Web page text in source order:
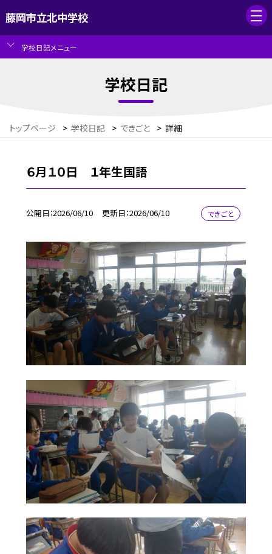
藤岡市立北中学校
学校日記メニュー
学校日記
トップページ > 学校日記 > できごと > 詳細
６月１０日 １年生国語
公開日 2026/06/10 更新日 2026/06/10 できごと